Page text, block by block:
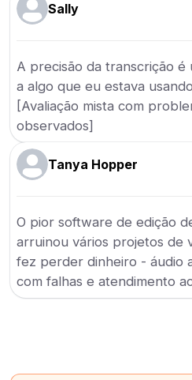
Sally
A precisão da transcrição é
a algo que eu estava
[Avaliação mista com
observados]
Tanya Hopper
O pior software de edição
arruinou vários projetos de
fez perder dinheiro - áudio
com falhas e atendimento